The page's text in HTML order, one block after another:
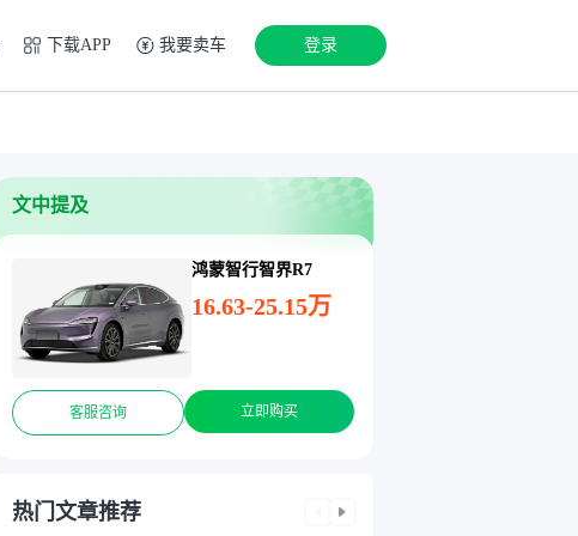
下载APP 我要卖车 登录
文中提及
鸿蒙智行智界R7
16.63-25.15万
客服咨询 立即购买
热门文章推荐